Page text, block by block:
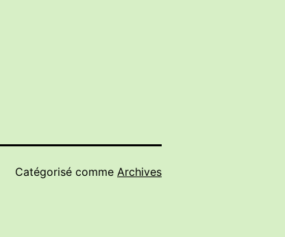
Catégorisé comme Archives